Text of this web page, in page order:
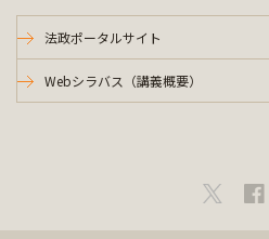
法政ポータルサイト
Webシラバス（講義概要）